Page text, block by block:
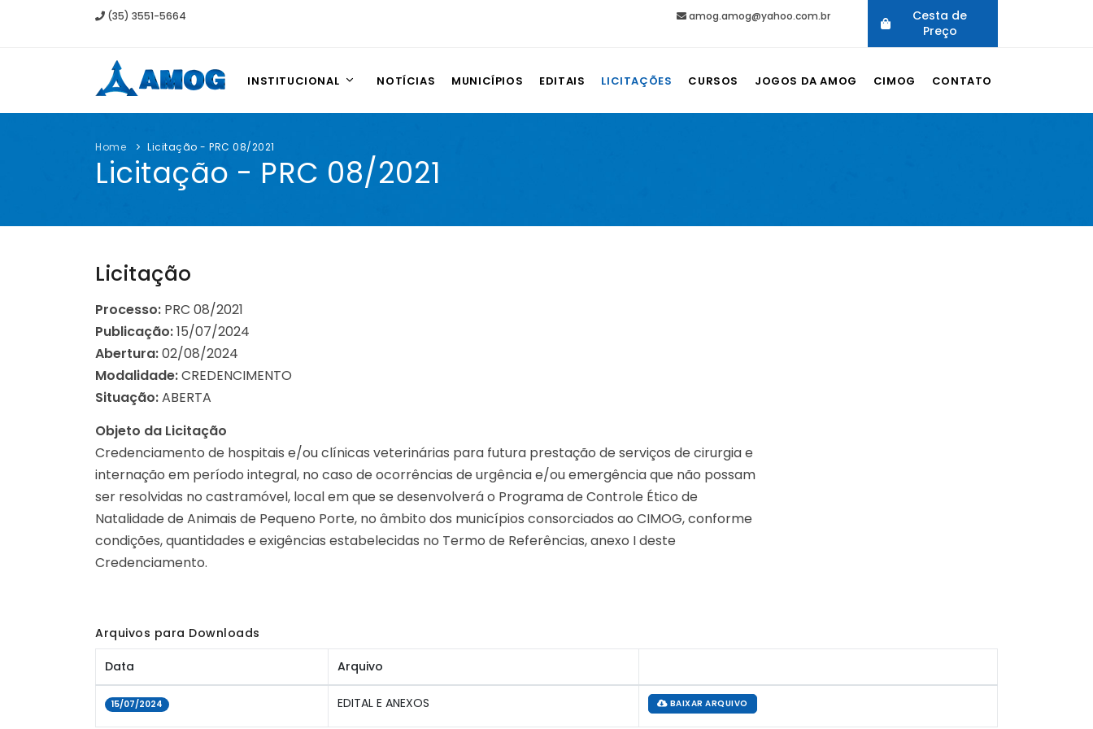
(35) 3551-5664 amog.amog@yahoo.com.br
Cesta de
Preço
INSTITUCIONAL NOTÍCIAS MUNICÍPIOS EDITAIS LICITAÇÕES CURSOS JOGOS DA AMOG CIMOG CONTATO
Home Licitação - PRC 08/2021
Licitação - PRC 08/2021
Licitação
Processo: PRC 08/2021
Publicação:15/07/2024
Abertura:02/08/2024
Modalidade:CREDENCIMENTO
Situação:ABERTA
Objeto da Licitação
Credenciamento de hospitais e/ou clínicas veterinárias para futura prestação de serviços de cirurgia e
internação em período integral, no caso de ocorrências de urgência e/ou emergência que não possam
ser resolvidas no castramóvel, local em que se desenvolverá o Programa de Controle Ético de
Natalidade de Animais de Pequeno Porte, no âmbito dos municípios consorciados ao CIMOG, conforme
condições, quantidades e exigências estabelecidas no Termo de Referências, anexo I deste
Credenciamento.
Arquivos para Downloads
Data Arquivo
15/07/2024 EDITAL E ANEXOS BAIXAR ARQUIVO